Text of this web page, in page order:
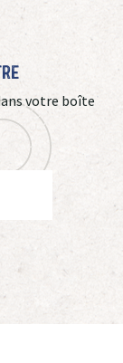
votre boîte